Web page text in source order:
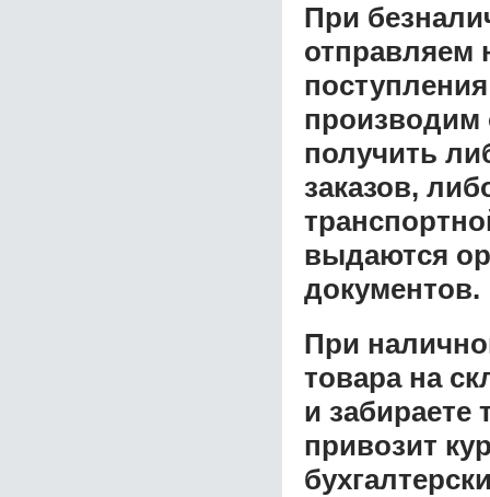
При
отправляем
производим
получить
заказов,
выдаются
документов.
При
товара на
и забираете
привозит